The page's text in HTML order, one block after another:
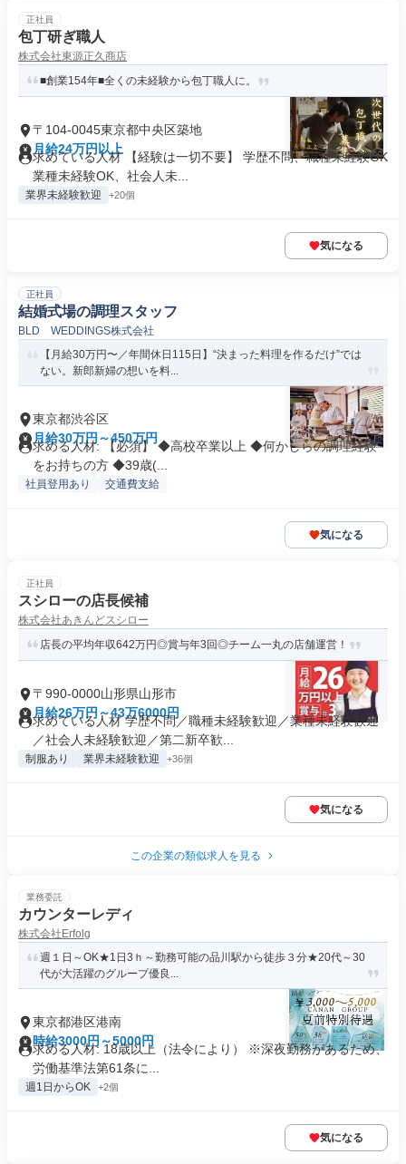
正社員
包丁研ぎ職人
株式会社東源正久商店
■創業154年■全くの未経験から包丁職人に。
〒104-0045東京都中央区築地
月給24万円以上
求めている人材 【経験は一切不要】 学歴不問、職種未経験OK
業種未経験OK、社会人未...
業界未経験歓迎 +20個
気になる
正社員
結婚式場の調理スタッフ
BLD WEDDINGS株式会社
【月給30万円〜／年間休日115日】“決まった料理を作るだけ”では
ない。新郎新婦の想いを料...
東京都渋谷区
月給30万円～450万円
求める人材: 【必須】 ◆高校卒業以上 ◆何かしらの調理経験
をお持ちの方 ◆39歳(...
社員登用あり 交通費支給
気になる
正社員
スシローの店長候補
株式会社あきんどスシロー
店長の平均年収642万円◎賞与年3回◎チーム一丸の店舗運営！
〒990-0000山形県山形市
月給26万円～43万6000円
求めている人材 学歴不問／職種未経験歓迎／業種未経験歓迎
／社会人未経験歓迎／第二新卒歓...
制服あり 業界未経験歓迎 +36個
気になる
この企業の類似求人を見る
業務委託
カウンターレディ
株式会社Erfolg
週１日～OK★1日3ｈ～勤務可能の品川駅から徒歩３分★20代～30
代が大活躍のグループ優良...
東京都港区港南
時給3000円～5000円
求める人材: 18歳以上（法令により） ※深夜勤務があるため、
労働基準法第61条に...
週1日からOK +2個
気になる